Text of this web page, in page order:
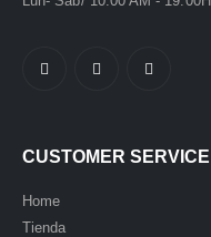
CUSTOMER SERVICE
Home
Tienda